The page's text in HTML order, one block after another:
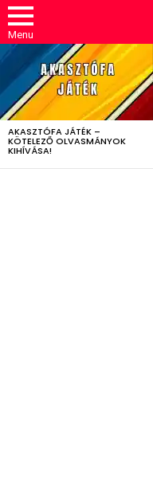
Menu
LATEST
STORIES
AKASZTÓFA JÁTÉK –
KÖTELEZŐ OLVASMÁNYOK
KIHÍVÁSA!